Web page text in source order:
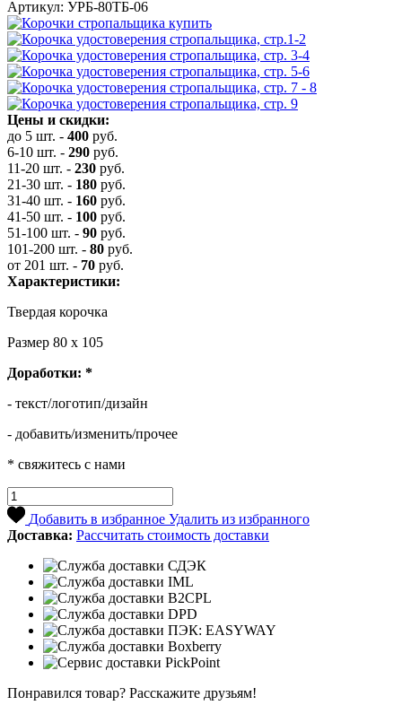
Артикул: УРБ-80ТБ-06
Цены и скидки:
до 5 шт. - 400 руб.
6-10 шт. - 290 руб.
11-20 шт. - 230 руб.
21-30 шт. - 180 руб.
31-40 шт. - 160 руб.
41-50 шт. - 100 руб.
51-100 шт. - 90 руб.
101-200 шт. - 80 руб.
от 201 шт. - 70 руб.
Характеристики:
Твердая корочка
Размер 80 х 105
Доработки: *
- текст/логотип/дизайн
- добавить/изменить/прочее
* свяжитесь с нами
Добавить в избранное Удалить из избранного
Доставка: Рассчитать стоимость доставки
Понравился товар? Расскажите друзьям!